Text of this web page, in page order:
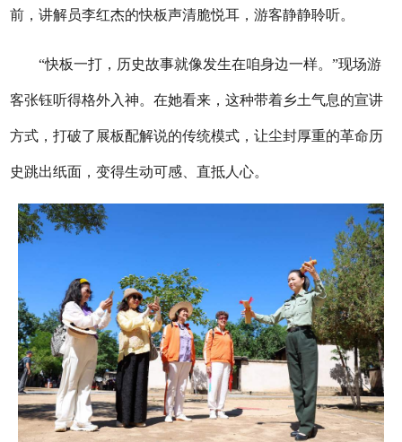
前，讲解员李红杰的快板声清脆悦耳，游客静静聆听。
“快板一打，历史故事就像发生在咱身边一样。”现场游
客张钰听得格外入神。在她看来，这种带着乡土气息的宣讲
方式，打破了展板配解说的传统模式，让尘封厚重的革命历
史跳出纸面，变得生动可感、直抵人心。